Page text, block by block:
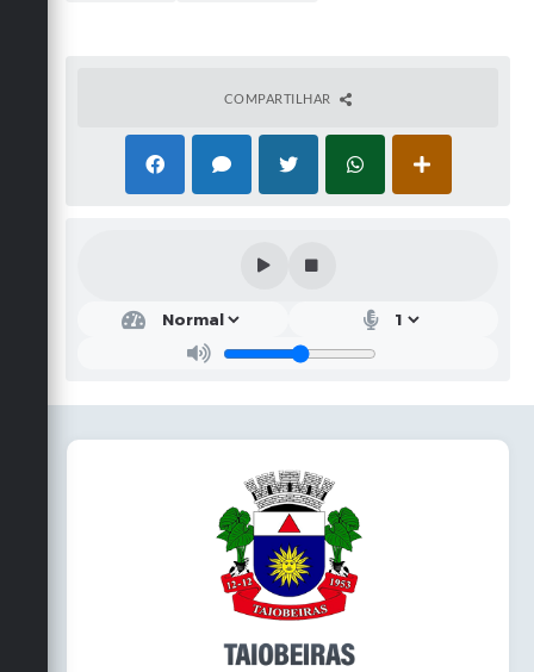
COMPARTILHAR